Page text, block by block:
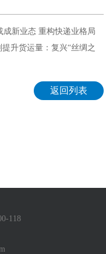
新业态 重构快递业格局
升货运量：复兴“丝绸之
返回列表
118